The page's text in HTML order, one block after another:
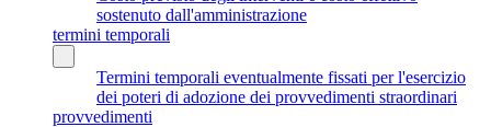
sostenuto dall'amministrazione
termini temporali
Termini temporali eventualmente fissati per l'esercizio
dei poteri di adozione dei provvedimenti straordinari
provvedimenti